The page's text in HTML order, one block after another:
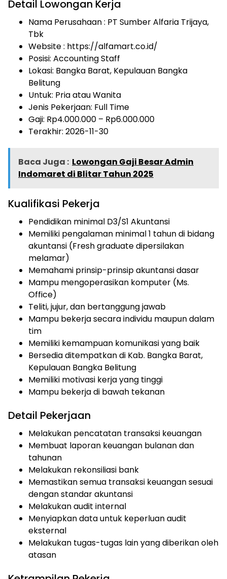
Detail Lowongan Kerja
Nama Perusahaan : PT Sumber Alfaria Trijaya,
Tbk
Website : https://alfamart.co.id/
Posisi: Accounting Staff
Lokasi: Bangka Barat, Kepulauan Bangka
Belitung
Untuk: Pria atau Wanita
Jenis Pekerjaan: Full Time
Gaji: Rp4.000.000 – Rp6.000.000
Terakhir: 2026-11-30
Baca Juga : Lowongan Gaji Besar Admin
Indomaret di Blitar Tahun 2025
Kualifikasi Pekerja
Pendidikan minimal D3/S1 Akuntansi
Memiliki pengalaman minimal 1 tahun di bidang
akuntansi (Fresh graduate dipersilakan
melamar)
Memahami prinsip-prinsip akuntansi dasar
Mampu mengoperasikan komputer (Ms.
Office)
Teliti, jujur, dan bertanggung jawab
Mampu bekerja secara individu maupun dalam
tim
Memiliki kemampuan komunikasi yang baik
Bersedia ditempatkan di Kab. Bangka Barat,
Kepulauan Bangka Belitung
Memiliki motivasi kerja yang tinggi
Mampu bekerja di bawah tekanan
Detail Pekerjaan
Melakukan pencatatan transaksi keuangan
Membuat laporan keuangan bulanan dan
tahunan
Melakukan rekonsiliasi bank
Memastikan semua transaksi keuangan sesuai
dengan standar akuntansi
Melakukan audit internal
Menyiapkan data untuk keperluan audit
eksternal
Melakukan tugas-tugas lain yang diberikan oleh
atasan